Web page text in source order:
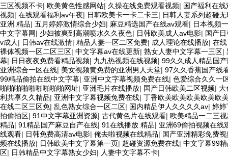
三区视频不卡| 欧美黄色性感网站| 久操在线免费观看视频| 国产福利在线
视频| 在线观看福利av午夜| 日韩欧美卡一卡二卡三| 日韩人妻系列超碰无
亚洲 精品| 五月婷婷激情综合少妇| 麻豆精选国产在线av观看| 日本视频
中文字幕网| 少妇被爽到高潮喷水久久夜色| 日韩欧美成人av电影| 国产
v成人 | 日韩av在线激情| 精品人妻一区二区免费| 成人理论在线播放| 在
裸体视频一区二区三区| 中文字幕av在线更新| 熟女人妻中文字幕一三区|
幕| 日日夜夜免费看精品视频| 九九热视频在线视频| 99久久成人精品国
亚洲综合一区在线| 美女视频黄免费的亚洲男人天堂| 97久久香蕉国产线
99精品偷拍在线中文字幕| 亚洲中文字幕视频免费在线| 色爱综合久久一
啪啪啪啪啪啪啪啪啪网址| 亚洲毛片在线播放| 国产日韩欧美二区视频| 大
利共享久久精品| 亚洲中文字幕视频免费在线| 丁香欧美欧美欧美欧美欧
在线二区三区免| 乱色熟女综合一区二区| 国内精品伊人久久久久av| 婷婷
拍偷拍区| 91中文字幕亚洲资源| 古代黄色片在线观看| 欧美精品一二三
精品| 91精品国产麻豆自产在线| 91在线播放 精品| 亚洲69偷拍视频在线
线观看| 日韩免费高清av电影| 俺去啦视频在线精品| 国产亚洲精彩免费视
频在线播放| 日韩欧美中文字幕第一页| 超碰资源免费在线| 中文字幕99
区| 日韩精品中文字幕熟女少妇| 人妻中文字幕不卡|